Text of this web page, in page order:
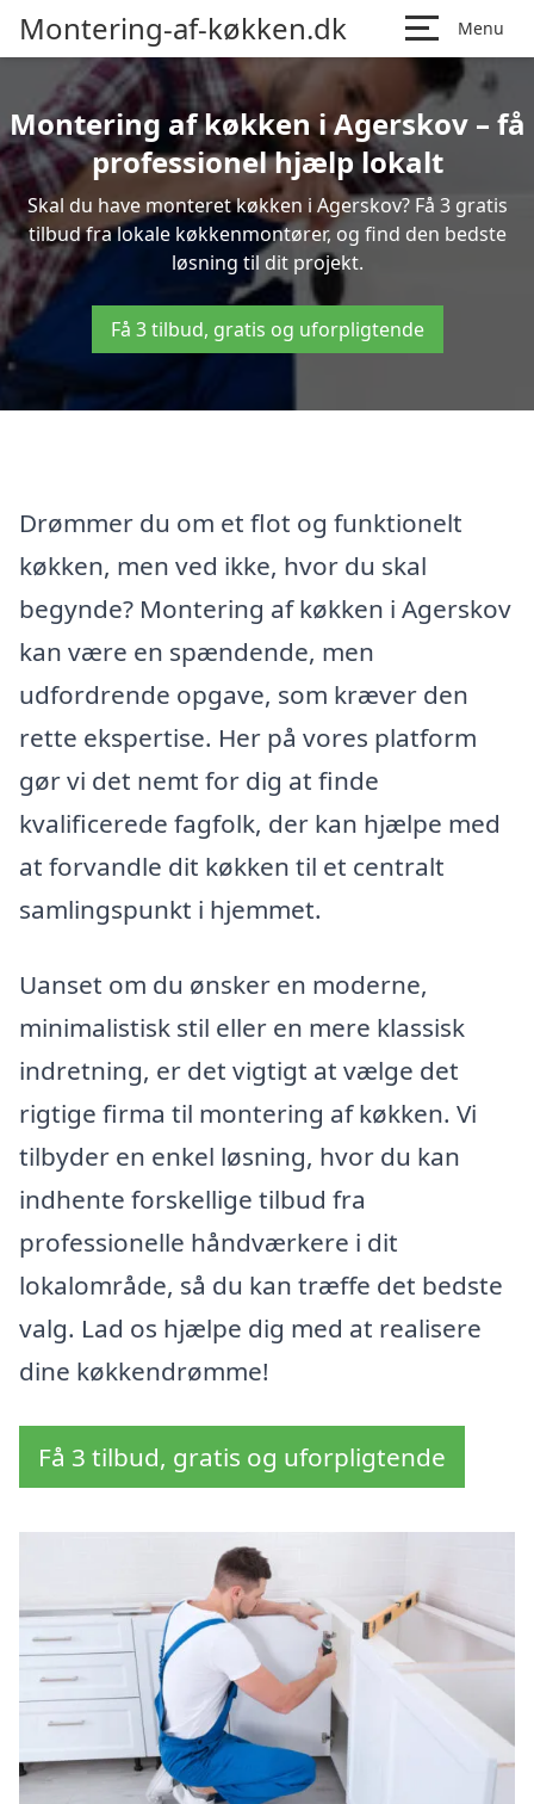
Montering-af-køkken.dk Menu
Montering af køkken i Agerskov – få
professionel hjælp lokalt
Skal du have monteret køkken i Agerskov? Få 3 gratis
tilbud fra lokale køkkenmontører, og find den bedste
løsning til dit projekt.
Få 3 tilbud, gratis og uforpligtende
Drømmer du om et flot og funktionelt
køkken, men ved ikke, hvor du skal
begynde? Montering af køkken i Agerskov
kan være en spændende, men
udfordrende opgave, som kræver den
rette ekspertise. Her på vores platform
gør vi det nemt for dig at finde
kvalificerede fagfolk, der kan hjælpe med
at forvandle dit køkken til et centralt
samlingspunkt i hjemmet.
Uanset om du ønsker en moderne,
minimalistisk stil eller en mere klassisk
indretning, er det vigtigt at vælge det
rigtige firma til montering af køkken. Vi
tilbyder en enkel løsning, hvor du kan
indhente forskellige tilbud fra
professionelle håndværkere i dit
lokalområde, så du kan træffe det bedste
valg. Lad os hjælpe dig med at realisere
dine køkkendrømme!
Få 3 tilbud, gratis og uforpligtende